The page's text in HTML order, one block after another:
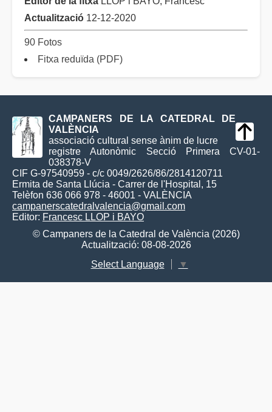
Actualització 12-12-2020
90 Fotos
Fitxa reduïda (PDF)
CAMPANERS DE LA CATEDRAL DE
VALÈNCIA
associació cultural sense ànim de lucre
registre Autonòmic Secció Primera CV-01-
038378-V
CIF G-97540959 - c/c 0049/2626/86/2814120711
Ermita de Santa Llúcia - Carrer de l'Hospital, 15
Telèfon 636 066 978 - 46001 - VALÈNCIA
campanerscatedralvalencia@gmail.com
Editor: Francesc LLOP i BAYO
© Campaners de la Catedral de València (2026)
Actualització: 08-08-2026
Select Language
▼